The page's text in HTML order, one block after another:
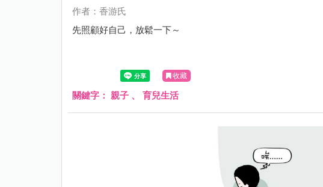
作者：香游氏
先照顧好自己，放鬆一下～
收藏
關鍵字： 親子 、 育兒生活